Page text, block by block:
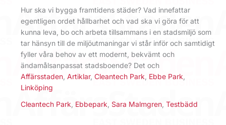
Hur ska vi bygga framtidens städer? Vad innefattar
egentligen ordet hållbarhet och vad ska vi göra för att
kunna leva, bo och arbeta tillsammans i en stadsmiljö som
tar hänsyn till de miljöutmaningar vi står inför och samtidigt
fyller våra behov av ett modernt, bekvämt och
ändamålsanpassat stadsboende? Det och
Affärsstaden Artiklar, Cleantech Park Ebbe Park
Linköping
Cleantech Park Ebbepark Sara Malmgren Testbädd